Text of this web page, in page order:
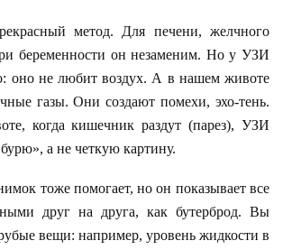
метод. Для печени, желчного
беременности он незаменим. Но у УЗИ
оно не любит воздух. А в нашем животе
газы. Они создают помехи, эхо-тень.
когда кишечник раздут (парез), УЗИ
а не четкую картину.
тоже помогает, но он показывает все
друг на друга, как бутерброд. Вы
вещи: например, уровень жидкости в